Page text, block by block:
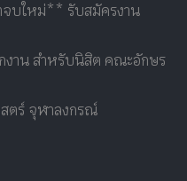
บใหม่** รับสมัครงาน
กงาน สำหรับนิสิต คณะอักษร
ตร์ จุฬาลงกรณ์